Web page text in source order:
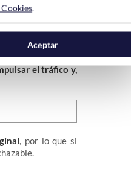
se muestra
pueden necesitar
el tráfico y,
, por lo que si
.
Aceptar